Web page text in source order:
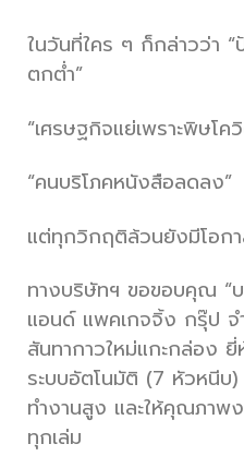
ในวันที่ใคร ๆ ก็กล่าวว่า
ตกต่ำ”
“เศรษฐกิจแย่เพราะพิษโค
“คนบริโภคหนังสือลดลง”
แต่ทุกวิกฤติล้วนยังมีโอก
ทางบริษัทฯ ขอขอบคุณ “
แอนด์ แพคเกจจิ้ง กรุ๊ป จ
สันทากาวใหม่แกะกล่อง
ระบบอัตโนมัติ (7 หัวหนีบ
ทำงานสูง และให้คุณภาพ
ทุกเล่ม